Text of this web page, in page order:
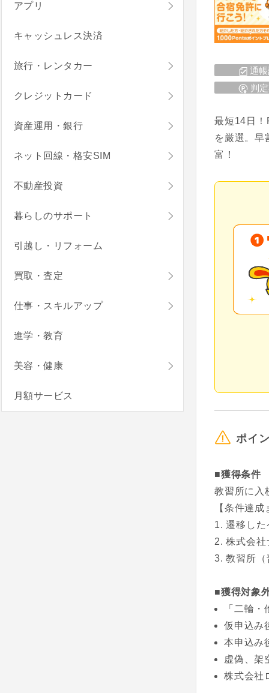
通
判
最短14日！
を厳選。早
富！
ポイ
■獲得条件
教習所に入
【条件達
遷移した
株式会社
教習所（
■獲得対象
「二輪
仮申込み
本申込み
虚偽、架
株式会社
アプリ
キャッシュレス決済
旅行・レンタカー
クレジットカード
資産運用・銀行
ネット回線・格安SIM
不動産投資
暮らしのサポート
引越し・リフォーム
買取・査定
仕事・スキルアップ
進学・教育
美容・健康
月額サービス